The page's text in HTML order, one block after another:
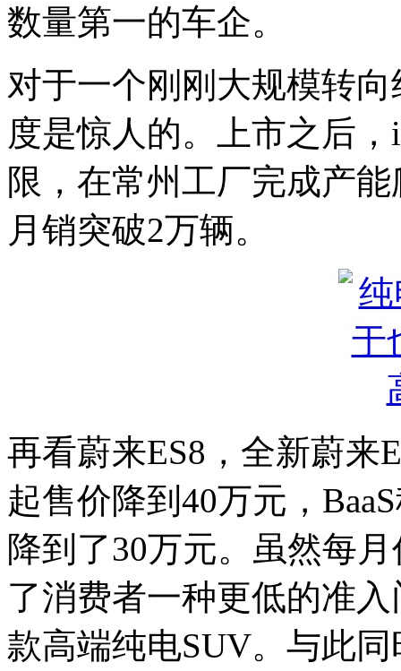
数量第一的车企。
对于一个刚刚大规模转
度是惊人的。上市之后
限，在常州工厂完成产
月销突破2万辆。
再看蔚来ES8，全新蔚来
起售价降到40万元，
降到了30万元。虽然每
了消费者一种更低的准
款高端纯电SUV。与此